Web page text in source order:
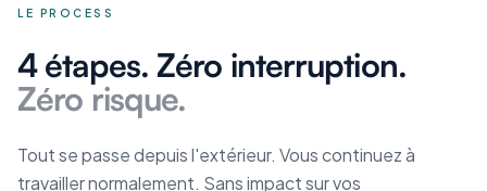
LE PROCESS
4 étapes. Zéro interruption.
Zéro risque.
Tout se passe depuis l'extérieur. Vous continuez à
travailler normalement. Sans impact sur vos